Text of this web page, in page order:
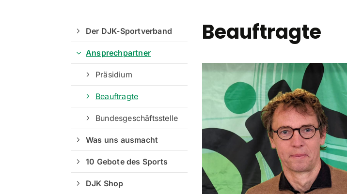
Beauftragte
Der DJK-Sportverband
Ansprechpartner
Präsidium
Beauftragte
Bundesgeschäftsstelle
Was uns ausmacht
10 Gebote des Sports
DJK Shop